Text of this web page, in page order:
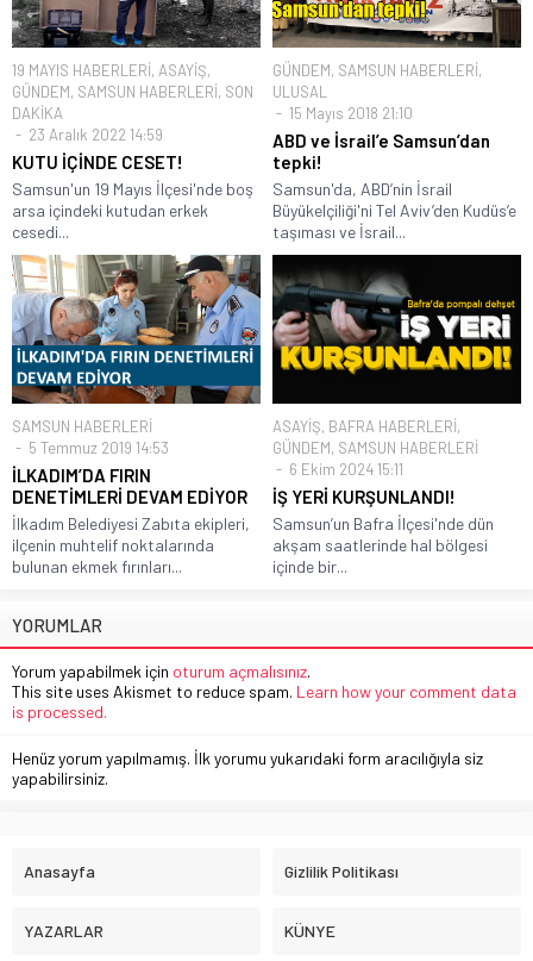
19 MAYIS HABERLERİ, ASAYİŞ,
GÜNDEM, SAMSUN HABERLERİ, SON
DAKİKA
23 Aralık 2022 14:59
KUTU İÇİNDE CESET!
Samsun'un 19 Mayıs İlçesi'nde boş
arsa içindeki kutudan erkek
cesedi...
GÜNDEM, SAMSUN HABERLERİ,
ULUSAL
15 Mayıs 2018 21:10
ABD ve İsrail’e Samsun’dan
tepki!
Samsun'da, ABD’nin İsrail
Büyükelçiliği'ni Tel Aviv’den Kudüs’e
taşıması ve İsrail...
SAMSUN HABERLERİ
5 Temmuz 2019 14:53
İLKADIM’DA FIRIN
DENETİMLERİ DEVAM EDİYOR
İlkadım Belediyesi Zabıta ekipleri,
ilçenin muhtelif noktalarında
bulunan ekmek fırınları...
ASAYİŞ, BAFRA HABERLERİ,
GÜNDEM, SAMSUN HABERLERİ
6 Ekim 2024 15:11
İŞ YERİ KURŞUNLANDI!
Samsun’un Bafra İlçesi'nde dün
akşam saatlerinde hal bölgesi
içinde bir...
YORUMLAR
Yorum yapabilmek için oturum açmalısınız.
This site uses Akismet to reduce spam. Learn how your comment data
is processed.
Henüz yorum yapılmamış. İlk yorumu yukarıdaki form aracılığıyla siz
yapabilirsiniz.
Anasayfa Gizlilik Politikası
YAZARLAR KÜNYE